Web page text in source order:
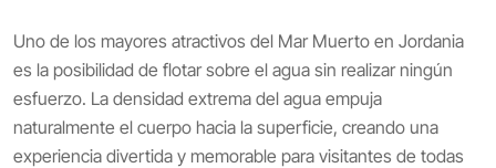
Uno de los mayores atractivos del Mar Muerto en Jordania
es la posibilidad de flotar sobre el agua sin realizar ningún
esfuerzo. La densidad extrema del agua empuja
naturalmente el cuerpo hacia la superficie, creando una
experiencia divertida y memorable para visitantes de todas